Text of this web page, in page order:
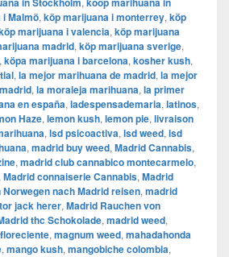
Malmö, köp marijuana i monterrey, köp
marijuana i valencia, köp marijuana
madrid, köp marijuana sverige,
, köpa marijuana i barcelona, kosher kush,
, la mejor marihuana de madrid, la mejor
, la moraleja marihuana, la primer
en españa, ladespensademaria, latinos,
Haze, lemon kush, lemon pie, livraison
, lsd psicoactiva, lsd weed, lsd
, madrid buy weed, Madrid Cannabis,
, madrid club cannabico montecarmelo,
Madrid connaiserie Cannabis, Madrid
nach Madrid reisen, madrid
jack herer, Madrid Rauchen von
thc Schokolade, madrid weed,
, magnum weed, mahadahonda
, mango kush, mangobiche colombia,